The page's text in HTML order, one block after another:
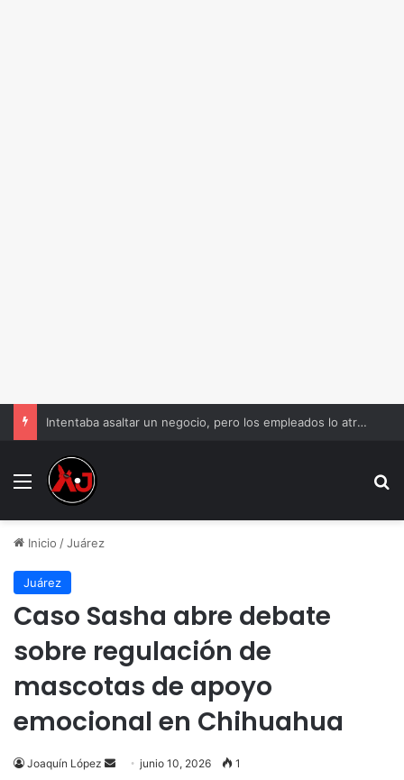
Intentaba asaltar un negocio, pero los empleados lo atraparon en Juárez
Menu
Inicio /Juárez
Juárez
Caso Sasha abre debate
sobre regulación de
mascotas de apoyo
emocional en Chihuahua
Joaquín López
Sendjunio 10, 2026 1